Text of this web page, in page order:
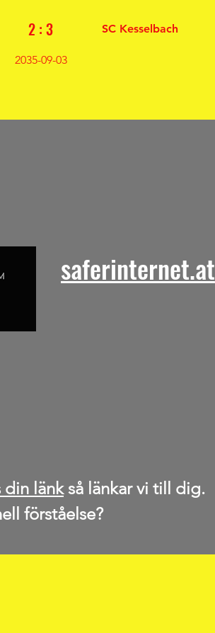
2 : 3 SC Kesselbach
2035-09-03
saferinternet.at
förståelse?
din länkså länkar vi till dig.